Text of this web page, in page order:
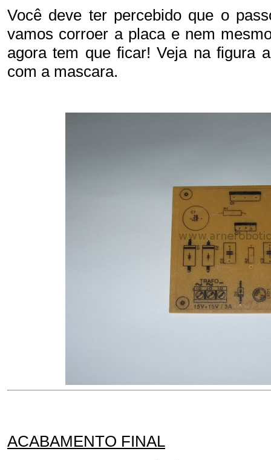
Você deve ter percebido que o
vamos corroer a placa e nem
agora tem que ficar! Veja na figura
com a mascara.
ACABAMENTO FINAL